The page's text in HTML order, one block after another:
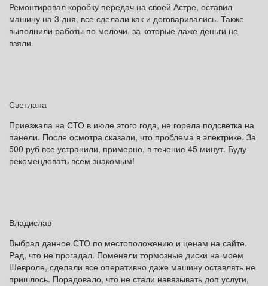
Ремонтировал коробку передач на своей Астре, оставил
машину на 3 дня, все сделали как и договаривались. Также
выполнили работы по мелочи, за которые даже деньги не
взяли.
Светлана
Приезжала на СТО в июле этого года, не горела подсветка на
панели. После осмотра сказали, что проблема в электрике. За
500 руб все устранили, примерно, в течение 45 минут. Буду
рекомендовать всем знакомым!
Владислав
Выбрал данное СТО по местоположению и ценам на сайте.
Рад, что не прогадал. Поменяли тормозные диски на моем
Шевроле, сделали все оперативно даже машину оставлять не
пришлось. Порадовало, что не стали навязывать доп услуги,